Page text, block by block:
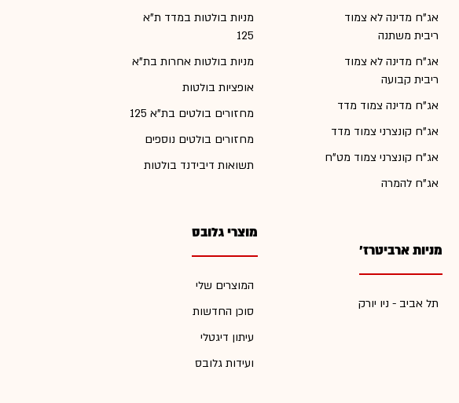
אג"ח מדינה לא צמוד
ריבית משתנה
אג"ח מדינה לא צמוד
ריבית קבועה
אג"ח מדינה צמוד מדד
אג"ח קונצרני צמוד מדד
אג"ח קונצרני צמוד מט"ח
אג"ח להמרה
מניות ארביטרז'
תל אביב - ניו יורק
מניות בולטות במדד ת"א
125
מניות בולטות אחרות בת"א
אופציות בולטות
מחזורים בולטים בת"א 125
מחזורים בולטים נוספים
תשואות דיבידנד בולטות
מוצרי גלובס
המוצרים שלי
סוכן החדשות
עיתון דיגטלי
ועידות גלובס